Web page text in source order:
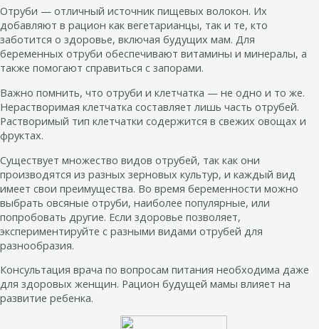
Отруби — отличный источник пищевых волокон. Их
добавляют в рацион как вегетарианцы, так и те, кто
заботится о здоровье, включая будущих мам. Для
беременных отруби обеспечивают витамины и минералы, а
также помогают справиться с запорами.
Важно помнить, что отруби и клетчатка — не одно и то же.
Нерастворимая клетчатка составляет лишь часть отрубей.
Растворимый тип клетчатки содержится в свежих овощах и
фруктах.
Существует множество видов отрубей, так как они
производятся из разных зерновых культур, и каждый вид
имеет свои преимущества. Во время беременности можно
выбрать овсяные отруби, наиболее популярные, или
попробовать другие. Если здоровье позволяет,
экспериментируйте с разными видами отрубей для
разнообразия.
Консультация врача по вопросам питания необходима даже
для здоровых женщин. Рацион будущей мамы влияет на
развитие ребенка.